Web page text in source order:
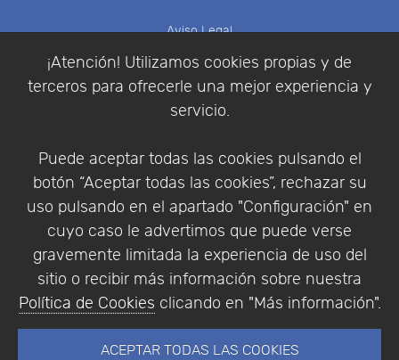
¡Atención! Utilizamos cookies propias y de
terceros para ofrecerle una mejor experiencia y
servicio.
Puede aceptar todas las cookies pulsando el
botón “Aceptar todas las cookies”, rechazar su
uso pulsando en el apartado "Configuración" en
cuyo caso le advertimos que puede verse
gravemente limitada la experiencia de uso del
sitio o recibir más información sobre nuestra
Política de Cookies clicando en "Más información".
ACEPTAR TODAS LAS COOKIES
Aviso Legal
Condiciones de compra
Identificarse
Empresa|Aviso Legal| Política de Privacidad |
Política de Cookies
© Copyright 1994 - 2026. Addlink Software
Científico, S.L.